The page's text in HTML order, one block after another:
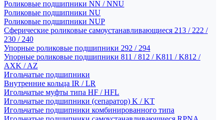
Роликовые подшипники NN / NNU
Роликовые подшипники NU
Роликовые подшипники NUP
Сферические роликовые самоустанавливающиеся 213 / 222 /
230 / 240
Упорные роликовые подшипники 292 / 294
Упорные роликовые подшипники 811 / 812 / K811 / K812 /
AXK / AZ
Игольчатые подшипники
Внутренние кольца IR / LR
Игольчатые муфты типа HF / HFL
Игольчатые подшипники (сепаратор) K / KT
Игольчатые подшипники комбинированного типа